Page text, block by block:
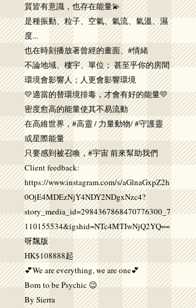
質皆有意識，也存在能量💫
是種振動、粒子、空氣、氣流、氣溫、濕
度...
也在時刻播放著曾經的畫面、#情緒
不論地域、樓宇、單位； 甚至乎你的房間
環境會影響人；人更會影響環境
💛適當的替環境排毒，才會有好的能量💛
密度愈高的能量使其不易流動
在高維世界，#高靈 / 力量動物/ #守護靈
或星際能量
只要感到被召喚，#宇宙 前來幫助我們
Client feedback:
https://www.instagram.com/s/aGlnaGxpZ2h
0OjE4MDEzNjY4NDY2NDgxNzc4?
story_media_id=2984367868470776300_7
110155534&igshid=NTc4MTIwNjQ2YQ==
呀飄版
HK$108888起
💕We are everything, we are one💕
Born to be Psychic 😉
By Sierra